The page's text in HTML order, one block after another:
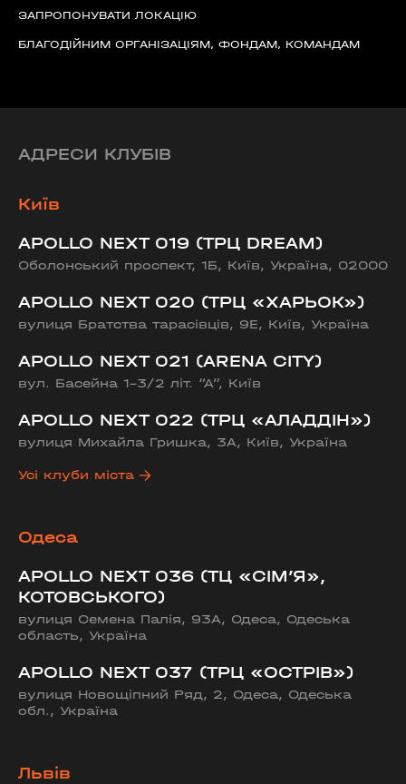
ЗАПРОПОНУВАТИ ЛОКАЦІЮ
БЛАГОДІЙНИМ ОРГАНІЗАЦІЯМ, ФОНДАМ, КОМАНДАМ
АДРЕСИ КЛУБІВ
Київ
APOLLO NEXT 019 (ТРЦ DREAM)
Оболонський проспект, 1Б, Київ, Україна, 02000
APOLLO NEXT 020 (ТРЦ «ХАРЬОК»)
вулиця Братства тарасівців, 9Е, Київ, Україна
APOLLO NEXT 021 (ARENA CITY)
вул. Басейна 1-3/2 літ. “А”, Київ
APOLLO NEXT 022 (ТРЦ «АЛАДДІН»)
вулиця Михайла Гришка, 3А, Київ, Україна
Усі клуби міста
Одеса
APOLLO NEXT 036 (ТЦ «СІМ’Я»,
КОТОВСЬКОГО)
вулиця Семена Палія, 93А, Одеса, Одеська
область, Україна
APOLLO NEXT 037 (ТРЦ «ОСТРІВ»)
вулиця Новощіпний Ряд, 2, Одеса, Одеська
обл., Україна
Львів